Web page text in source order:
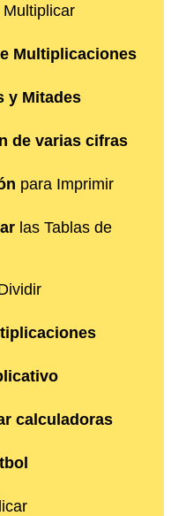
Multiplicaciones
y Mitades
de varias cifras
para Imprimir
las Tablas de
calculadoras